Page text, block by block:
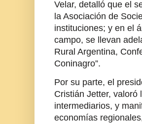
Velar, detalló que el
la Asociación de
instituciones; y en el
campo, se llevan
Rural Argentina,
Coninagro”.
Por su parte, el
Cristián Jetter, valoró
intermediarios, y
economías